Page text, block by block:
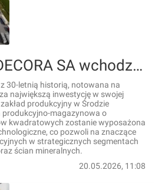
Polska firma DECORA SA wchodzi do WSSE "INVEST-PARK". Rozbuduje fabrykę w Wielkopolsce
z 30-letnią historią, notowana na
największą inwestycję w swojej
produkcyjny w Środzie
produkcyjno-magazynowa o
kwadratowych zostanie wyposażona
co pozwoli na znaczące
w strategicznych segmentach
ścian mineralnych.
20.05.2026, 11:08